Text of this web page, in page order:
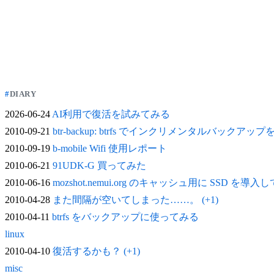
DIARY
2026-06-24AI利用で復活を試みてみる
2010-09-21 btr-backup: btrfs でインクリメンタルバックアップ
2010-09-19 b-mobile Wifi 使用レポート
2010-06-21 91UDK-G 買ってみた
2010-06-16 mozshot.nemui.org のキャッシュ用に SSD を導入し
2010-04-28 また間隔が空いてしまった……。 (+1)
2010-04-11 btrfs をバックアップに使ってみる
linux
2010-04-10 復活するかも？ (+1)
misc